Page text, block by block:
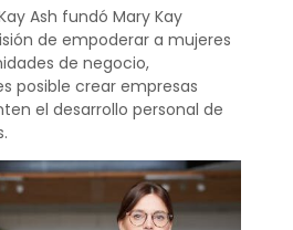
Ash fundó Mary Kay
de empoderar a mujeres
de negocio,
posible crear empresas
el desarrollo personal de